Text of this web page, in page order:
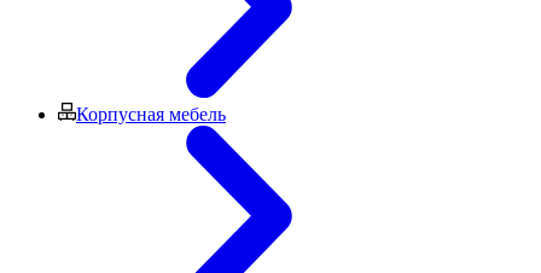
Корпусная мебель